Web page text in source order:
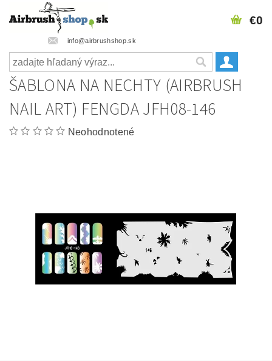
info@airbrushshop.sk
€0
ŠABLONA NA NECHTY (AIRBRUSH
NAIL ART) FENGDA JFH08-146
Neohodnotené